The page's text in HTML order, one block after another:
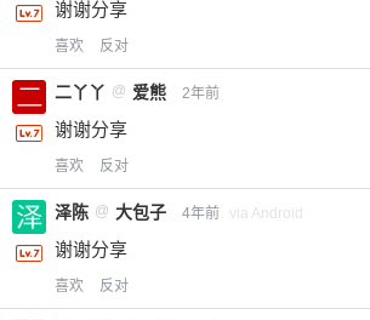
谢谢分享
喜欢 反对
二丫丫 @ 爱熊 2年前
谢谢分享
喜欢 反对
泽陈 @ 大包子 4年前 via Android
谢谢分享
喜欢 反对